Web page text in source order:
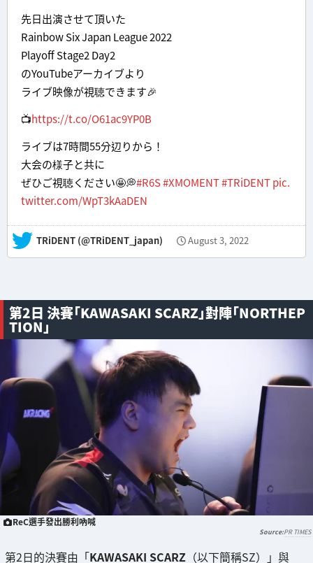
先日出演させて頂いた
Rainbow Six Japan League 2022
Playoff Stage2 Day2
のYouTubeアーカイブより
ライブ映像が視聴できます🎉
📺https://t.co/O61ac9YP0B
ライブは7時間55分辺りから！
大会の様子と共に
ぜひご視聴ください🤩💭#R6S#XMOMENT#TRiDENTpic.
twitter.com/WpT3kAaDEN
— TRiDENT (@TRiDENT_japan) August 3, 2022
第2日 決賽「KAWASAKI SCARZ」對陣「NORTHEP
TION」
ReC選手發出勝利吶喊
PR TIMES
第2日的決賽由「KAWASAKI SCARZ （以下簡稱SZ）」與